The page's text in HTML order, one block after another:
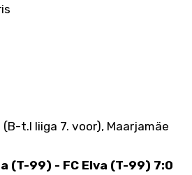
(B-t.I liiga 7. voor), Maarjamäe
(T-99) - FC Elva (T-99) 7:0